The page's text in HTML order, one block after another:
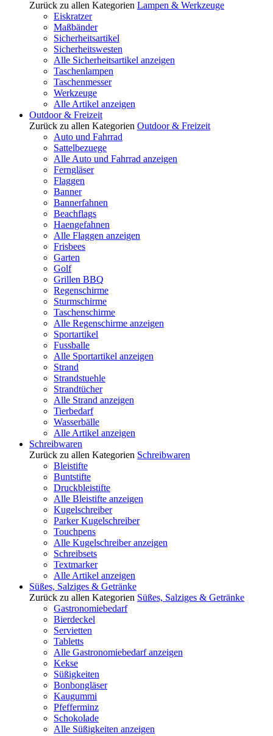
Zurück zu allen Kategorien Lampen & Werkzeuge
Eiskratzer
Maßbänder
Sicherheitsartikel
Sicherheitswesten
Alle Sicherheitsartikel anzeigen
Taschenlampen
Taschenmesser
Werkzeuge
Alle Artikel anzeigen
Outdoor & Freizeit
Zurück zu allen Kategorien Outdoor & Freizeit
Auto und Fahrrad
Sattelbezuege
Alle Auto und Fahrrad anzeigen
Ferngläser
Flaggen
Banner
Bannerfahnen
Beachflags
Haengefahnen
Alle Flaggen anzeigen
Frisbees
Garten
Golf
Grillen BBQ
Regenschirme
Sturmschirme
Taschenschirme
Alle Regenschirme anzeigen
Sportartikel
Fussballe
Alle Sportartikel anzeigen
Strand
Strandstuehle
Strandtücher
Alle Strand anzeigen
Tierbedarf
Wasserbälle
Alle Artikel anzeigen
Schreibwaren
Zurück zu allen Kategorien Schreibwaren
Bleistifte
Buntstifte
Druckbleistifte
Alle Bleistifte anzeigen
Kugelschreiber
Parker Kugelschreiber
Touchpens
Alle Kugelschreiber anzeigen
Schreibsets
Textmarker
Alle Artikel anzeigen
Süßes, Salziges & Getränke
Zurück zu allen Kategorien Süßes, Salziges & Getränke
Gastronomiebedarf
Bierdeckel
Servietten
Tabletts
Alle Gastronomiebedarf anzeigen
Kekse
Süßigkeiten
Bonbongläser
Kaugummi
Pfefferminz
Schokolade
Alle Süßigkeiten anzeigen